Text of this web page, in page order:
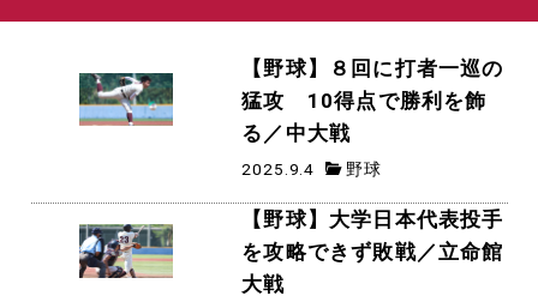
【野球】８回に打者一巡の
猛攻 10得点で勝利を飾
る／中大戦
2025.9.4 野球
【野球】大学日本代表投手
を攻略できず敗戦／立命館
大戦